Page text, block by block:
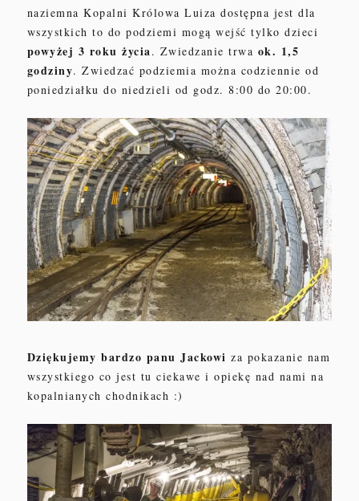
naziemnaKopalniKrólowa Luizadostępna jest dla
wszystkich to dopodziemi mogą wejść tylkodzieci
powyżej 3 roku życia. Zwiedzanie trwa ok. 1,5
godziny. Zwiedzać podziemia można codziennie od
poniedziałku do niedzieli od godz. 8:00 do 20:00.
Dziękujemy bardzo panu Jackowiza pokazanie nam
wszystkiego co jest tu ciekawei opiekę nad nami na
kopalnianych chodnikach :)